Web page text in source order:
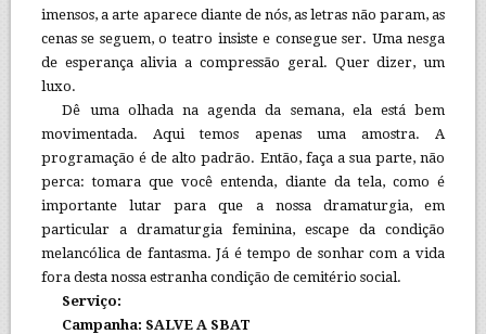
imensos, a arte aparece diante de nós, as letras não param, as
cenas se seguem, o teatro insiste e consegue ser. Uma nesga
de esperança alivia a compressão geral. Quer dizer, um
luxo.
Dê uma olhada na agenda da semana, ela está bem
movimentada. Aqui temos apenas uma amostra. A
programação é de alto padrão. Então, faça a sua parte, não
perca: tomara que você entenda, diante da tela, como é
importante lutar para que a nossa dramaturgia, em
particular a dramaturgia feminina, escape da condição
melancólica de fantasma. Já é tempo de sonhar com a vida
fora desta nossa estranha condição de cemitério social.
Serviço:
Campanha: SALVE A SBAT